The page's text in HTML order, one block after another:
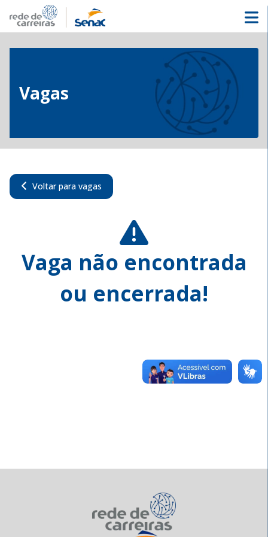
Vagas
Voltar para vagas
Vaga não encontrada
ou encerrada!